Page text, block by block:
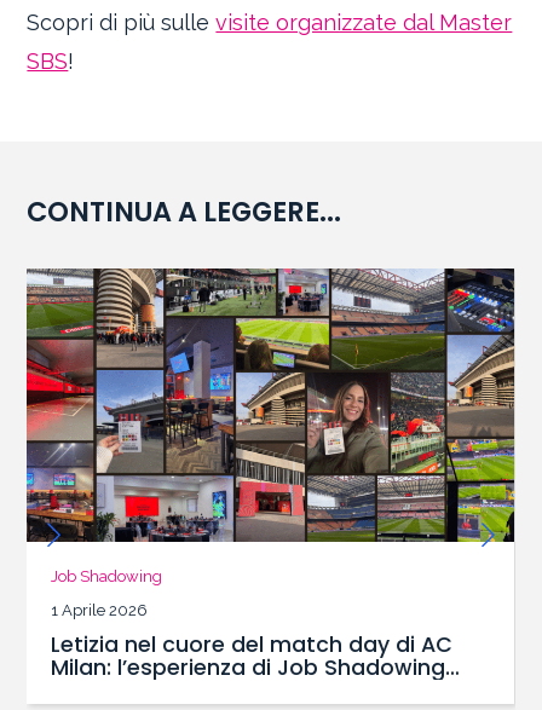
Scopri di più sullevisite organizzate dal Master
SBS!
CONTINUA A LEGGERE...
Job Shadowing
1 Aprile 2026
Letizia nel cuore del match day di AC
Milan: l’esperienza di Job Shadowing